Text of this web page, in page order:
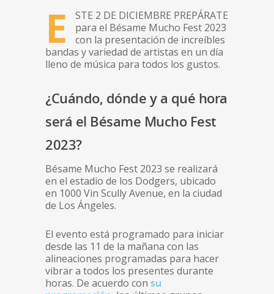
E
ste 2 de diciembre prepárate
para el Bésame Mucho Fest 2023
con la presentación de increíbles
bandas y variedad de artistas en un día
lleno de música para todos los gustos.
¿Cuándo, dónde y a qué hora
será el Bésame Mucho Fest
2023?
Bésame Mucho Fest 2023 se realizará
en el estadio de los Dodgers, ubicado
en 1000 Vin Scully Avenue, en la ciudad
de Los Ángeles.
El evento está programado para iniciar
desde las 11 de la mañana con las
alineaciones programadas para hacer
vibrar a todos los presentes durante
horas. De acuerdo con su